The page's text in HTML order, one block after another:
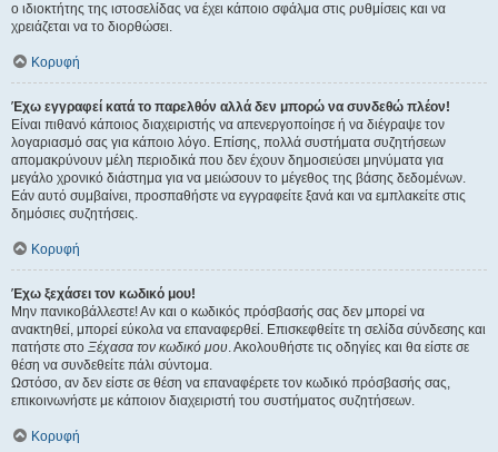
ο ιδιοκτήτης της ιστοσελίδας να έχει κάποιο σφάλμα στις ρυθμίσεις και να
χρειάζεται να το διορθώσει.
Κορυφή
Έχω εγγραφεί κατά το παρελθόν αλλά δεν μπορώ να συνδεθώ πλέον!
Είναι πιθανό κάποιος διαχειριστής να απενεργοποίησε ή να διέγραψε τον
λογαριασμό σας για κάποιο λόγο. Επίσης, πολλά συστήματα συζητήσεων
απομακρύνουν μέλη περιοδικά που δεν έχουν δημοσιεύσει μηνύματα για
μεγάλο χρονικό διάστημα για να μειώσουν το μέγεθος της βάσης δεδομένων.
Εάν αυτό συμβαίνει, προσπαθήστε να εγγραφείτε ξανά και να εμπλακείτε στις
δημόσιες συζητήσεις.
Κορυφή
Έχω ξεχάσει τον κωδικό μου!
Μην πανικοβάλλεστε! Αν και ο κωδικός πρόσβασής σας δεν μπορεί να
ανακτηθεί, μπορεί εύκολα να επαναφερθεί. Επισκεφθείτε τη σελίδα σύνδεσης και
πατήστε στο Ξέχασα τον κωδικό μου. Ακολουθήστε τις οδηγίες και θα είστε σε
θέση να συνδεθείτε πάλι σύντομα.
Ωστόσο, αν δεν είστε σε θέση να επαναφέρετε τον κωδικό πρόσβασής σας,
επικοινωνήστε με κάποιον διαχειριστή του συστήματος συζητήσεων.
Κορυφή